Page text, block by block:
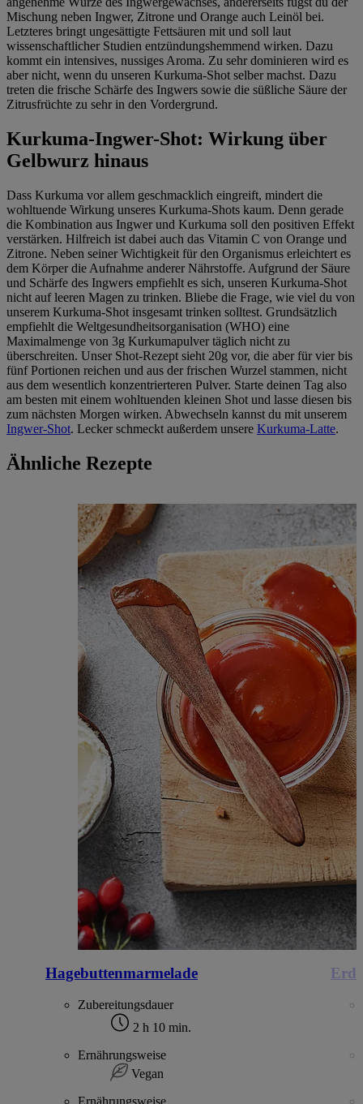
Mischung neben Ingwer, Zitrone und Orange auch Leinöl bei.
Letzteres bringt ungesättigte Fettsäuren mit und soll laut
wissenschaftlicher Studien entzündungshemmend wirken. Dazu
kommt ein intensives, nussiges Aroma. Zu sehr dominieren wird es
aber nicht, wenn du unseren Kurkuma-Shot selber machst. Dazu
treten die frische Schärfe des Ingwers sowie die süßliche Säure der
Zitrusfrüchte zu sehr in den Vordergrund.
Kurkuma-Ingwer-Shot: Wirkung über
Gelbwurz hinaus
Dass Kurkuma vor allem geschmacklich eingreift, mindert die
wohltuende Wirkung unseres Kurkuma-Shots kaum. Denn gerade
die Kombination aus Ingwer und Kurkuma soll den positiven Effekt
verstärken. Hilfreich ist dabei auch das Vitamin C von Orange und
Zitrone. Neben seiner Wichtigkeit für den Organismus erleichtert es
dem Körper die Aufnahme anderer Nährstoffe. Aufgrund der Säure
und Schärfe des Ingwers empfiehlt es sich, unseren Kurkuma-Shot
nicht auf leeren Magen zu trinken. Bliebe die Frage, wie viel du von
unserem Kurkuma-Shot insgesamt trinken solltest. Grundsätzlich
empfiehlt die Weltgesundheitsorganisation (WHO) eine
Maximalmenge von 3g Kurkumapulver täglich nicht zu
überschreiten. Unser Shot-Rezept sieht 20g vor, die aber für vier bis
fünf Portionen reichen und aus der frischen Wurzel stammen, nicht
aus dem wesentlich konzentrierteren Pulver. Starte deinen Tag also
am besten mit einem wohltuenden kleinen Shot und lasse diesen bis
zum nächsten Morgen wirken. Abwechseln kannst du mit unserem
Ingwer-Shot. Lecker schmeckt außerdem unsere Kurkuma-Latte.
Ähnliche Rezepte
Hagebuttenmarmelade
Zubereitungsdauer
2 h 10 min.
Ernährungsweise
Vegan
Ernährungsweise